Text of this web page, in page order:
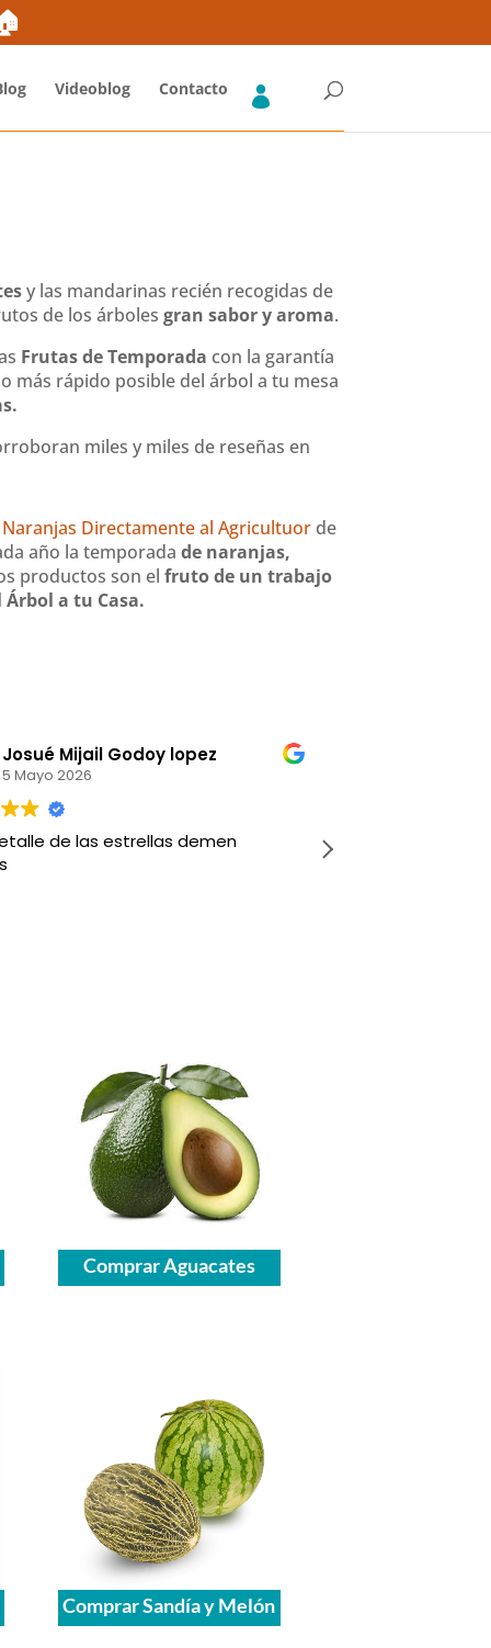
Videoblog Contacto
y las mandarinas recién recogidas de
de los árboles gran sabor y aroma.
Frutas de Temporada con la garantía
más rápido posible del árbol a tu mesa
miles y miles de reseñas en
Directamente al Agricultuor de
año la temporada de naranjas,
productos son el fruto de un trabajo
a tu Casa.
Josué Mijail Godoy lopez
5 Mayo 2026
de las estrellas demen
Comprar Aguacates
Comprar Sandía y Melón